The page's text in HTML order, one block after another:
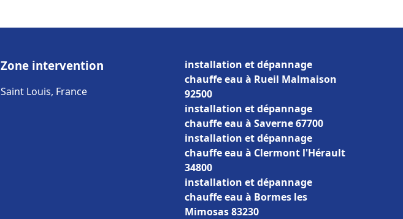
Zone intervention
Saint Louis, France
installation et dépannage
chauffe eau à Rueil Malmaison
92500
installation et dépannage
chauffe eau à Saverne 67700
installation et dépannage
chauffe eau à Clermont l'Hérault
34800
installation et dépannage
chauffe eau à Bormes les
Mimosas 83230